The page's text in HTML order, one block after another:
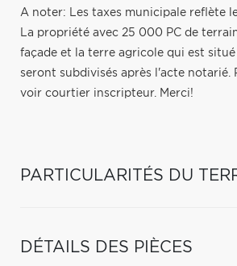
A noter: Les taxes municipale reflète
La propriété avec 25 000 PC de
façade et la terre agricole qui est situé
seront subdivisés après l'acte notarié.
voir courtier inscripteur. Merci!
PARTICULARITÉS DU
DÉTAILS DES PIÈCES